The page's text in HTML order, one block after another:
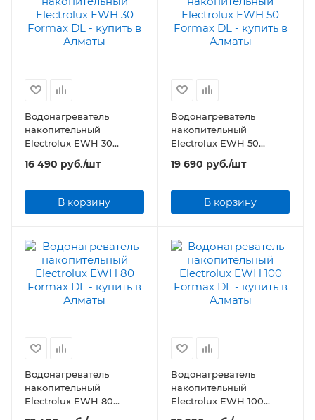
Водонагреватель
накопительный
Electrolux EWH 30
16 490 руб./шт
В корзину
Водонагреватель
накопительный
Electrolux EWH 50
19 690 руб./шт
В корзину
Водонагреватель
накопительный
Electrolux EWH 80
Водонагреватель
накопительный
Electrolux EWH 100